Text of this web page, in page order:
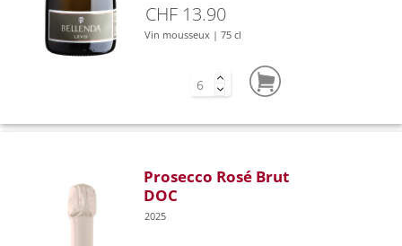
CHF 13.90
Vin mousseux | 75 cl
Prosecco Rosé Brut
DOC
2025